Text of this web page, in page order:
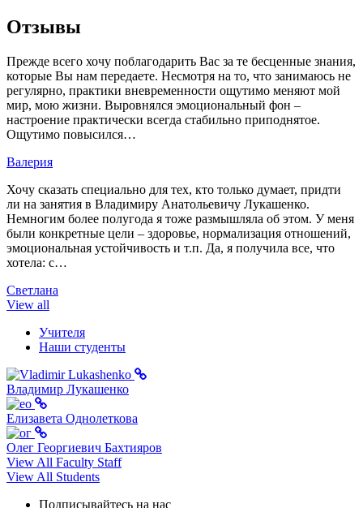
Отзывы
Прежде всего хочу поблагодарить Вас за те бесценные знания,
которые Вы нам передаете. Несмотря на то, что занимаюсь не
регулярно, практики вневременности ощутимо меняют мой
мир, мою жизни. Выровнялся эмоциональный фон –
настроение практически всегда стабильно приподнятое.
Ощутимо повысился…
Валерия
Хочу сказать специально для тех, кто только думает, придти
ли на занятия в Владимиру Анатольевичу Лукашенко.
Немногим более полугода я тоже размышляла об этом. У меня
были конкретные цели – здоровье, нормализация отношений,
эмоциональная устойчивость и т.п. Да, я получила все, что
хотела: с…
Светлана
View all
Учителя
Наши студенты
Владимир Лукашенко
Елизавета Однолеткова
Олег Георгиевич Бахтияров
View All Faculty Staff
View All Students
Подписывайтесь на нас